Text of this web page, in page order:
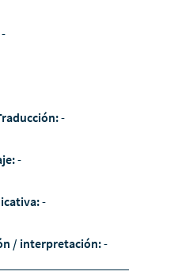
-
-
-
-
/ interpretación:-